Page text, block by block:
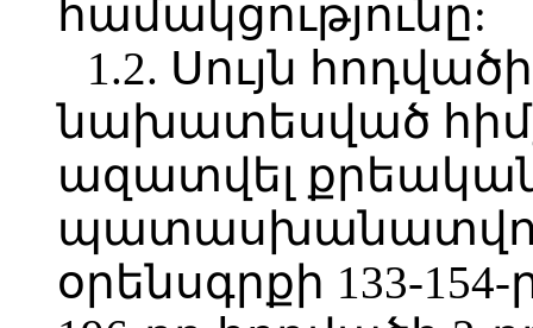
համակցությունը:
1.2. Սույն
նախատեսված
ազատվել
օրենսգրքի 133-